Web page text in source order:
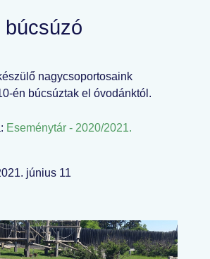
búcsúzó
nagycsoportosaink
én búcsúztak el óvodánktól.
Eseménytár - 2020/2021.
június 11